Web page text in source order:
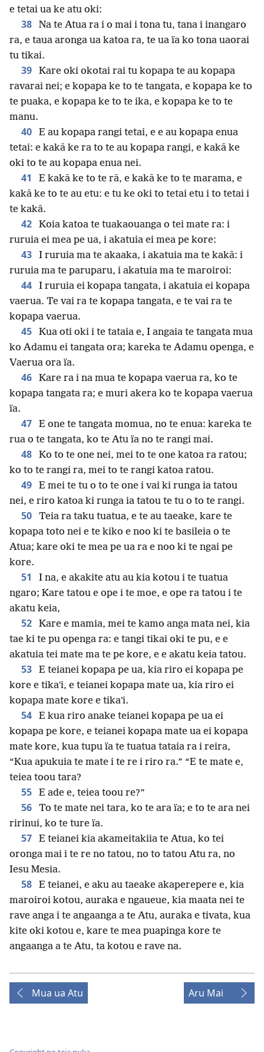
e tetai ua ke atu oki:
38
Na te Atua ra i o mai i tona tu, tana i inangaro
ra, e taua aronga ua katoa ra, te ua ïa ko tona uaorai
tu tikai.
39
Kare oki okotai rai tu kopapa te au kopapa
ravarai nei; e kopapa ke to te tangata, e kopapa ke to
te puaka, e kopapa ke to te ika, e kopapa ke to te
manu.
40
E au kopapa rangi tetai, e e au kopapa enua
tetai: e kakā ke ra to te au kopapa rangi, e kakā ke
oki to te au kopapa enua nei.
41
E kakā ke to te rā, e kakā ke to te marama, e
kakā ke to te au etu: e tu ke oki to tetai etu i to tetai i
te kakā.
42
Koia katoa te tuakaouanga o tei mate ra: i
ruruia ei mea pe ua, i akatuia ei mea pe kore:
43
I ruruia ma te akaaka, i akatuia ma te kakā: i
ruruia ma te paruparu, i akatuia ma te maroiroi:
44
I ruruia ei kopapa tangata, i akatuia ei kopapa
vaerua. Te vai ra te kopapa tangata, e te vai ra te
kopapa vaerua.
45
Kua oti oki i te tataia e, I angaia te tangata mua
ko Adamu ei tangata ora; kareka te Adamu openga, e
Vaerua ora ïa.
46
Kare ra i na mua te kopapa vaerua ra, ko te
kopapa tangata ra; e muri akera ko te kopapa vaerua
ïa.
47
E one te tangata momua, no te enua: kareka te
rua o te tangata, ko te Atu ïa no te rangi mai.
48
Ko to te one nei, mei to te one katoa ra ratou;
ko to te rangi ra, mei to te rangi katoa ratou.
49
E mei te tu o to te one i vai ki runga ia tatou
nei, e riro katoa ki runga ia tatou te tu o to te rangi.
50
Teia ra taku tuatua, e te au taeake, kare te
kopapa toto nei e te kiko e noo ki te basileia o te
Atua; kare oki te mea pe ua ra e noo ki te ngai pe
kore.
51
I na, e akakite atu au kia kotou i te tuatua
ngaro; Kare tatou e ope i te moe, e ope ra tatou i te
akatu keia,
52
Kare e mamia, mei te kamo anga mata nei, kia
tae ki te pu openga ra: e tangi tikai oki te pu, e e
akatuia tei mate ma te pe kore, e e akatu keia tatou.
53
E teianei kopapa pe ua, kia riro ei kopapa pe
kore e tikaʼi, e teianei kopapa mate ua, kia riro ei
kopapa mate kore e tikaʼi.
54
E kua riro anake teianei kopapa pe ua ei
kopapa pe kore, e teianei kopapa mate ua ei kopapa
mate kore, kua tupu ïa te tuatua tataia ra i reira,
“Kua apukuia te mate i te re i riro ra.” “E te mate e,
teiea toou tara?
55 E ade e, teiea toou re?”
56
To te mate nei tara, ko te ara ïa; e to te ara nei
ririnui, ko te ture ïa.
57
E teianei kia akameitakiia te Atua, ko tei
oronga mai i te re no tatou, no to tatou Atu ra, no
Iesu Mesia.
58
E teianei, e aku au taeake akaperepere e, kia
maroiroi kotou, auraka e ngaueue, kia maata nei te
rave anga i te angaanga a te Atu, auraka e tivata, kua
kite oki kotou e, kare te mea puapinga kore te
angaanga a te Atu, ta kotou e rave na.
Mua ua Atu Aru Mai